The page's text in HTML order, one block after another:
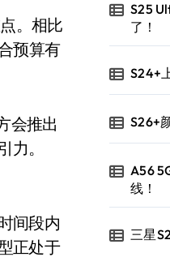
预算有
会推出
。
间段内
正处于
S25
了！
S24+
S26+
A56
线！
三星